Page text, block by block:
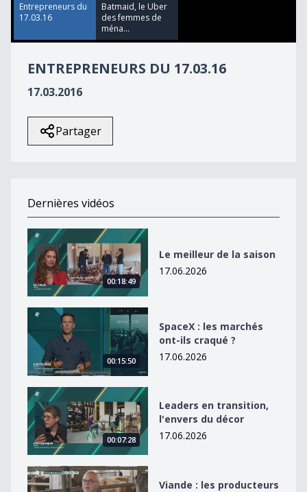
48
seconds
Entrepreneurs du
17.03.16
Batmaid, le Uber
des femmes de
ména...
ENTREPRENEURS DU 17.03.16
17.03.2016
Partager
Dernières vidéos
Le meilleur de la saison
00:18:49
Le meilleur de la saison
17.06.2026
SpaceX : les marchés ont-ils craqué ?
00:15:50
SpaceX : les marchés
ont-ils craqué ?
17.06.2026
Leaders en transition, l&#039;envers du décor
00:07:28
Leaders en transition,
l'envers du décor
17.06.2026
Viande : les producteurs au coeur de l&#039;actualité
Viande : les producteurs